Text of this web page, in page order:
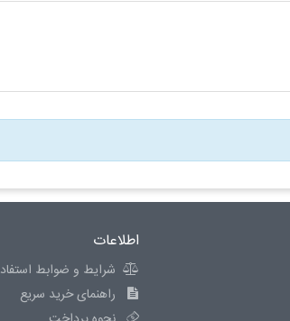
اطلاعات
شرایط و ضوابط
راهنمای خرید سریع